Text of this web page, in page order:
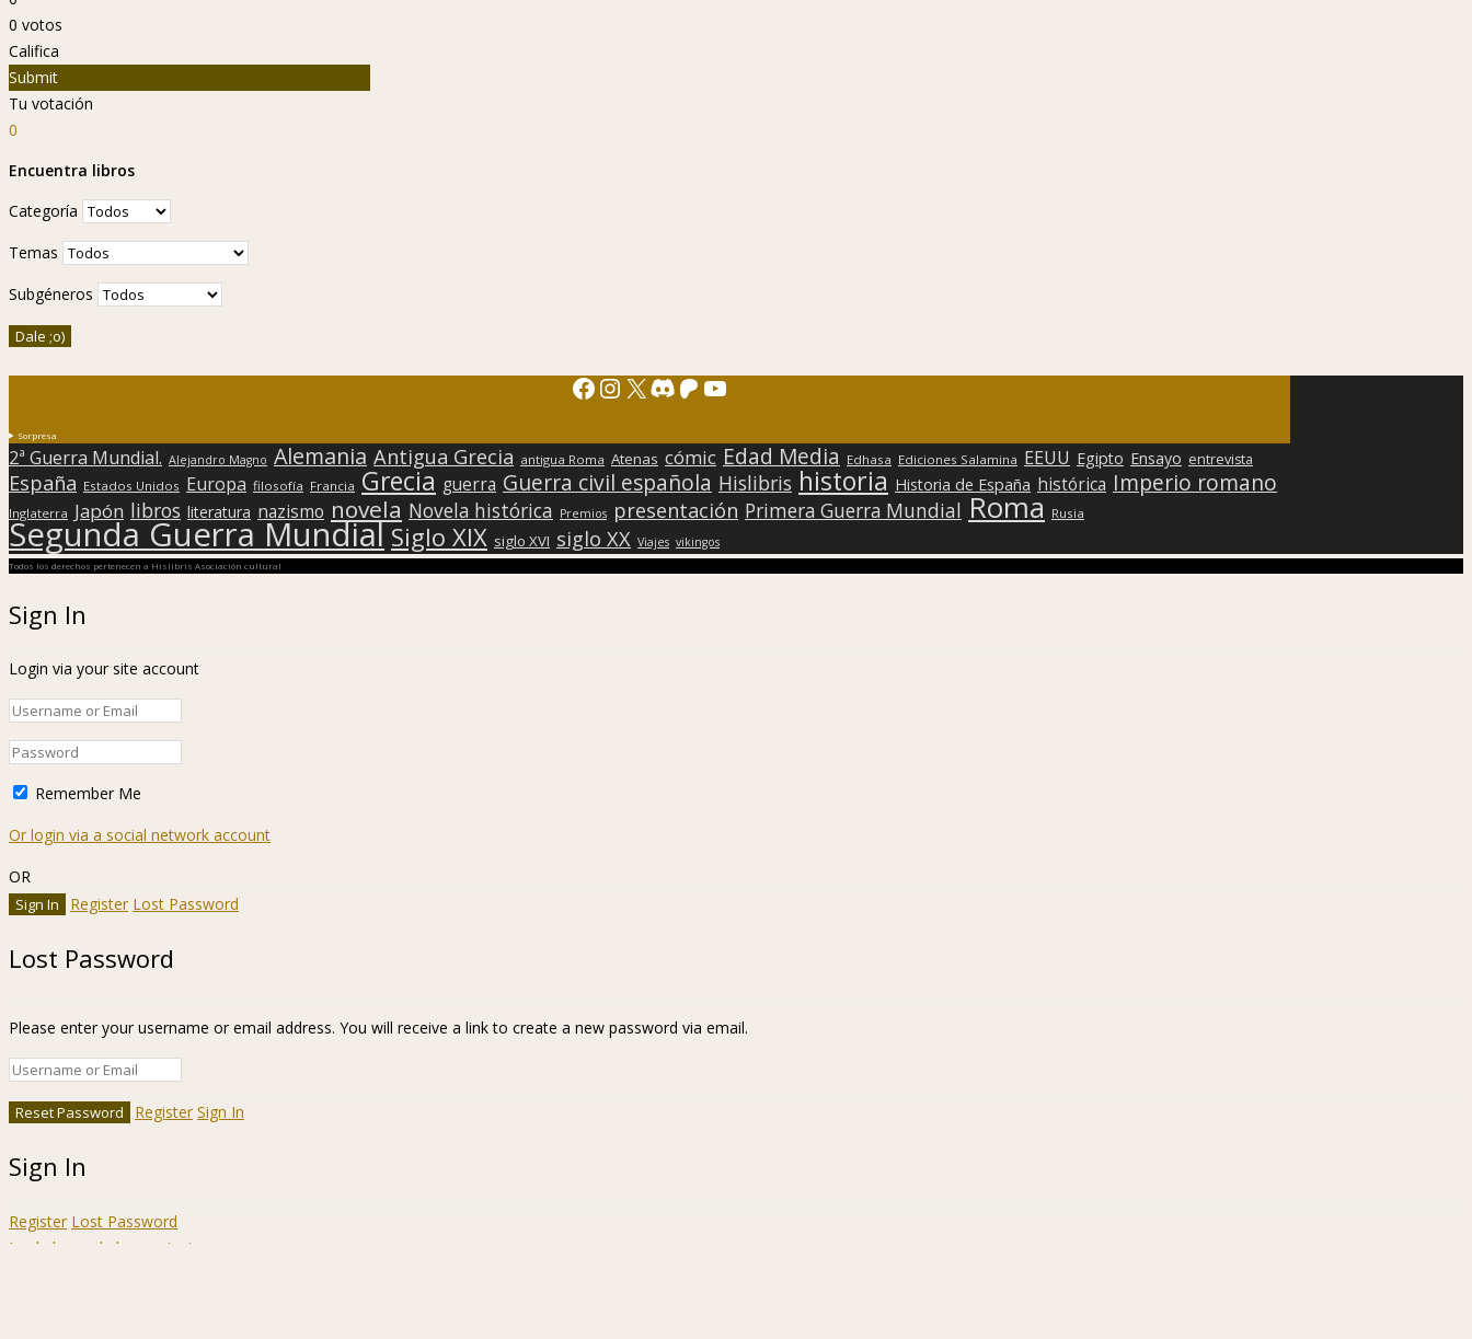
0 votos
Califica
Submit
Tu votación
0
Encuentra libros
Categoría
Temas
Subgéneros
Facebook
Instagram
X Discord
Patreon
YouTube
Sorpresa
2ª Guerra Mundial. Alejandro Magno Alemania Antigua Grecia antigua Roma Atenas cómic Edad Media Edhasa Ediciones Salamina EEUU Egipto Ensayo entrevista
España Estados Unidos Europa filosofía Francia Grecia guerra Guerra civil española Hislibris historia Historia de España histórica Imperio romano
Inglaterra Japón libros literatura nazismo novela Novela histórica Premios presentación Primera Guerra Mundial Roma Rusia
Segunda Guerra Mundial Siglo XIX siglo XVI siglo XX Viajes vikingos
Todos los derechos pertenecen a Hislibris Asociación cultural
Sign In
Login via your site account
Remember Me
Or login via a social network account
OR
Register Lost Password
Lost Password
Please enter your username or email address. You will receive a link to create a new password via email.
Register Sign In
Sign In
Register Lost Password
Ir a la barra de herramientas